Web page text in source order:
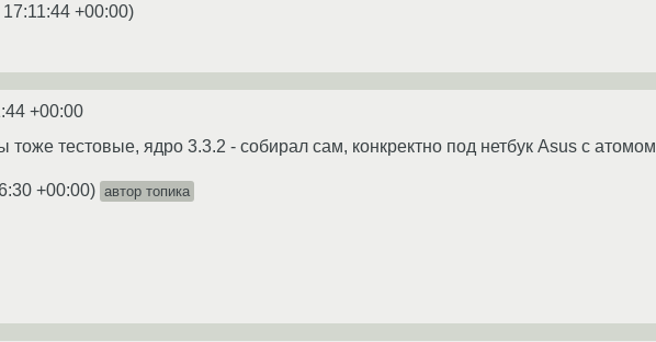
+00:00)
+00:00
тоже тестовые, ядро 3.3.2 - собирал сам, конкректно под нетбук Asus c атомом
+00:00) автор топика